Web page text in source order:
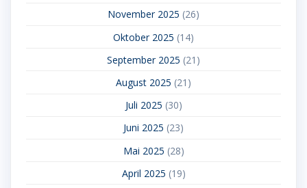
November 2025 (26)
Oktober 2025 (14)
September 2025 (21)
August 2025 (21)
Juli 2025 (30)
Juni 2025 (23)
Mai 2025 (28)
April 2025 (19)